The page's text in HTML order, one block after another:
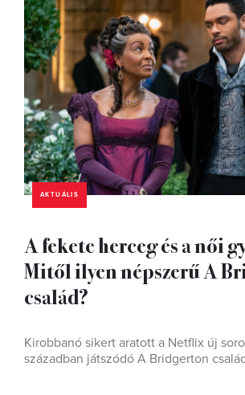
AKTUÁLIS
A fekete herceg és a női
Mitől ilyen népszerű A
család?
Kirobbanó sikert aratott a Netflix új
században játszódó A Bridgerton